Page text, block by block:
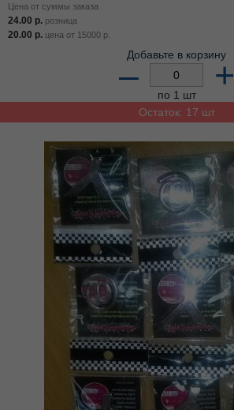
Цена от суммы заказа
24.00 р. розница
20.00 р. цена от 15000 р.
Добавьте в корзину
– +
по 1 шт
Остаток: 17 шт